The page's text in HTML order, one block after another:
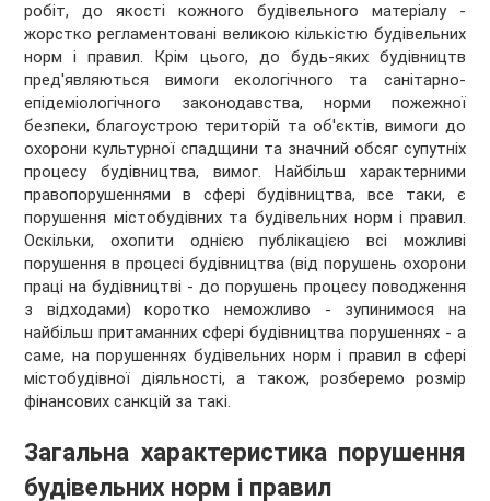
робіт, до якості кожного будівельного матеріалу -
жорстко регламентовані великою кількістю будівельних
норм і правил. Крім цього, до будь-яких будівництв
пред'являються вимоги екологічного та санітарно-
епідеміологічного законодавства, норми пожежної
безпеки, благоустрою територій та об'єктів, вимоги до
охорони культурної спадщини та значний обсяг супутніх
процесу будівництва, вимог. Найбільш характерними
правопорушеннями в сфері будівництва, все таки, є
порушення містобудівних та будівельних норм і правил.
Оскільки, охопити однією публікацією всі можливі
порушення в процесі будівництва (від порушень охорони
праці на будівництві - до порушень процесу поводження
з відходами) коротко неможливо - зупинимося на
найбільш притаманних сфері будівництва порушеннях - а
саме, на порушеннях будівельних норм і правил в сфері
містобудівної діяльності, а також, розберемо розмір
фінансових санкцій за такі.
Загальна характеристика порушення
будівельних норм і правил